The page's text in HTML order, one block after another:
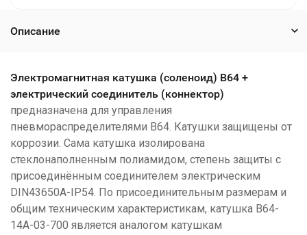
Описание
Электромагнитная катушка (соленоид) В64 +
электрический соединитель (коннектор)
предназначена для управления
пневмораспределителями В64. Катушки защищены от
коррозии. Сама катушка изолирована
стеклонаполненным полиамидом, степень защиты с
присоединённым соединителем электрическим
DIN43650A-IP54. По присоединительным размерам и
общим техническим характеристикам, катушка В64-
14А-03-700 является аналогом катушкам